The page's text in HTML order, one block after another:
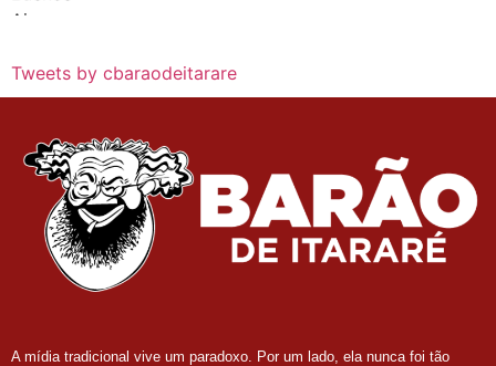
Tweets by cbaraodeitarare
A mídia tradicional vive um paradoxo. Por um lado, ela nunca foi tão